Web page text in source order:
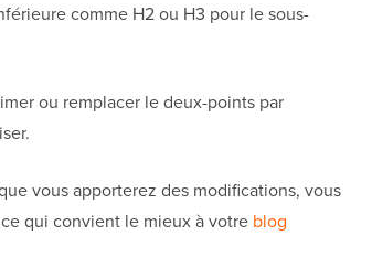
comme H2 ou H3 pour le sous-
ou remplacer le deux-points par
vous apporterez des modifications, vous
qui convient le mieux à votre blog